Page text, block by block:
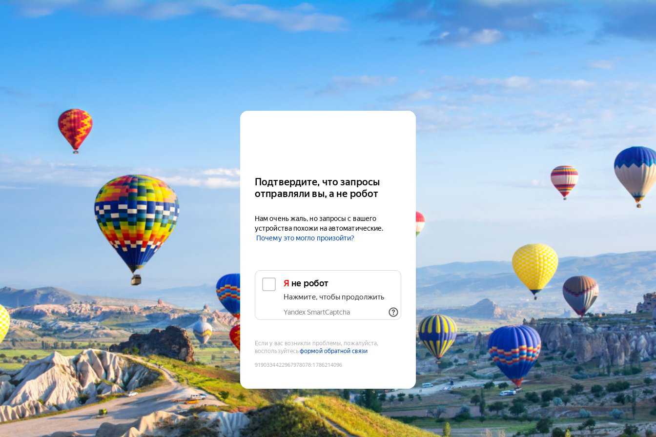
Подтвердите, что запросы
отправляли вы, а не робот
Нам очень жаль, но запросы с вашего
устройства похожи на автоматические.
Почему это могло произойти?
Я не робот
Нажмите, чтобы продолжить
Yandex SmartCaptcha
Если у вас возникли проблемы, пожалуйста,
воспользуйтесьформой обратной связи
9190334422967978078:1786214096